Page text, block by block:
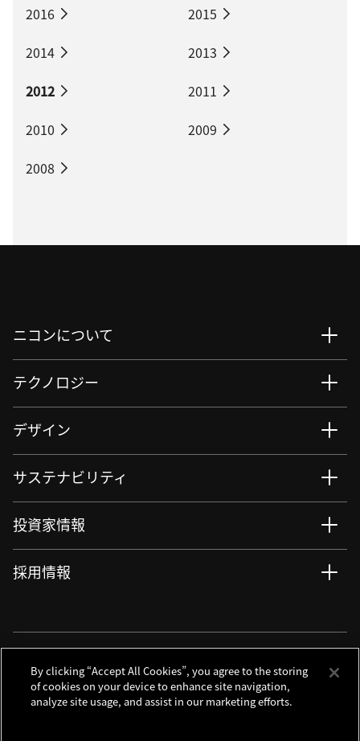
2016
2015
2014
2013
2012
2011
2010
2009
2008
ニコンについて
テクノロジー
デザイン
サステナビリティ
投資家情報
採用情報
By clicking “Accept All Cookies”, you agree to the storing
of cookies on your device to enhance site navigation,
analyze site usage, and assist in our marketing efforts.